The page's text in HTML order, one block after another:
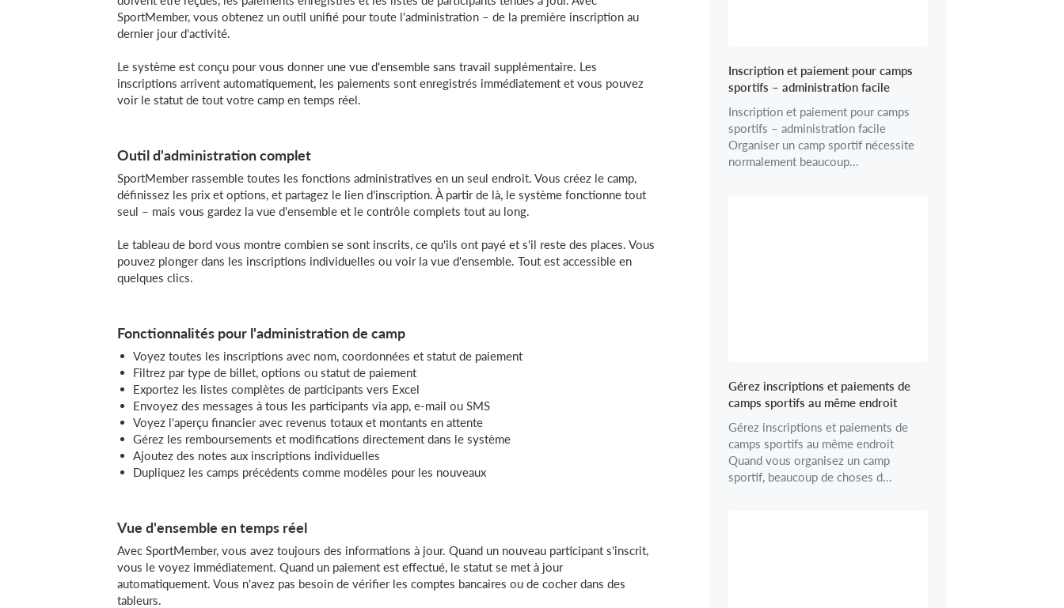
SportMember, vous obtenez un outil unifié pour toute l'administration – de la première inscription au
dernier jour d'activité.
Le système est conçu pour vous donner une vue d'ensemble sans travail supplémentaire. Les
inscriptions arrivent automatiquement, les paiements sont enregistrés immédiatement et vous pouvez
voir le statut de tout votre camp en temps réel.
Outil d'administration complet
SportMember rassemble toutes les fonctions administratives en un seul endroit. Vous créez le camp,
définissez les prix et options, et partagez le lien d'inscription. À partir de là, le système fonctionne tout
seul – mais vous gardez la vue d'ensemble et le contrôle complets tout au long.
Le tableau de bord vous montre combien se sont inscrits, ce qu'ils ont payé et s'il reste des places. Vous
pouvez plonger dans les inscriptions individuelles ou voir la vue d'ensemble. Tout est accessible en
quelques clics.
Fonctionnalités pour l'administration de camp
Voyez toutes les inscriptions avec nom, coordonnées et statut de paiement
Filtrez par type de billet, options ou statut de paiement
Exportez les listes complètes de participants vers Excel
Envoyez des messages à tous les participants via app, e-mail ou SMS
Voyez l'aperçu financier avec revenus totaux et montants en attente
Gérez les remboursements et modifications directement dans le système
Ajoutez des notes aux inscriptions individuelles
Dupliquez les camps précédents comme modèles pour les nouveaux
Vue d'ensemble en temps réel
Avec SportMember, vous avez toujours des informations à jour. Quand un nouveau participant s'inscrit,
vous le voyez immédiatement. Quand un paiement est effectué, le statut se met à jour
automatiquement. Vous n'avez pas besoin de vérifier les comptes bancaires ou de cocher dans des
tableurs.
Inscription et paiement pour camps
sportifs – administration facile
Inscription et paiement pour camps
sportifs – administration facile
Organiser un camp sportif nécessite
normalement beaucoup...
Gérez inscriptions et paiements de
camps sportifs au même endroit
Gérez inscriptions et paiements de
camps sportifs au même endroit
Quand vous organisez un camp
sportif, beaucoup de choses d...